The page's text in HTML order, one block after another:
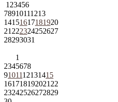
1 23456
78910111213
14151617181920
21 222324252627
28293031
1
2345678
9101112131415
161718192021 22
23242526272829